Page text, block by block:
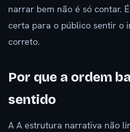
narrar bem não é só contar.
certa para o público sentir o
correto.
Por que a ordem
sentido
A A estrutura narrativa não